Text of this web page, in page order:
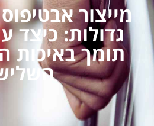
מייצור
גדולות: כיצד
תומך באיכות